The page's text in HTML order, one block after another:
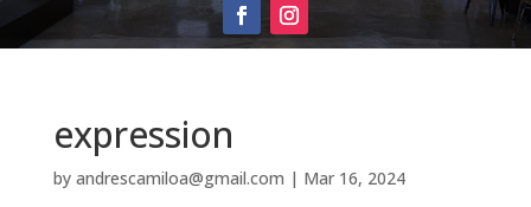
expression
by andrescamiloa@gmail.com | Mar 16, 2024